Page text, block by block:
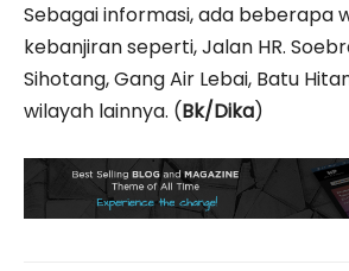
Sebagai informasi, ada beberapa
kebanjiran seperti, Jalan HR.
Sihotang, Gang Air Lebai, Batu
wilayah lainnya. (Bk/Dika)